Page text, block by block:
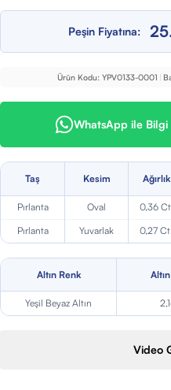
Peşin Fiyatına:
Ürün Kodu: YPV0133-0001 |
WhatsApp ile
Taş Kesim Ağırlık
Pırlanta Oval 0,36
Pırlanta
Yuvarlak 0,27
Altın Renk
Yeşil Beyaz Altın
Video